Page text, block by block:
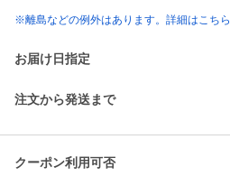
※離島などの例外はあります。詳細はこちら
お届け日指定
注文から発送まで
クーポン利用可否